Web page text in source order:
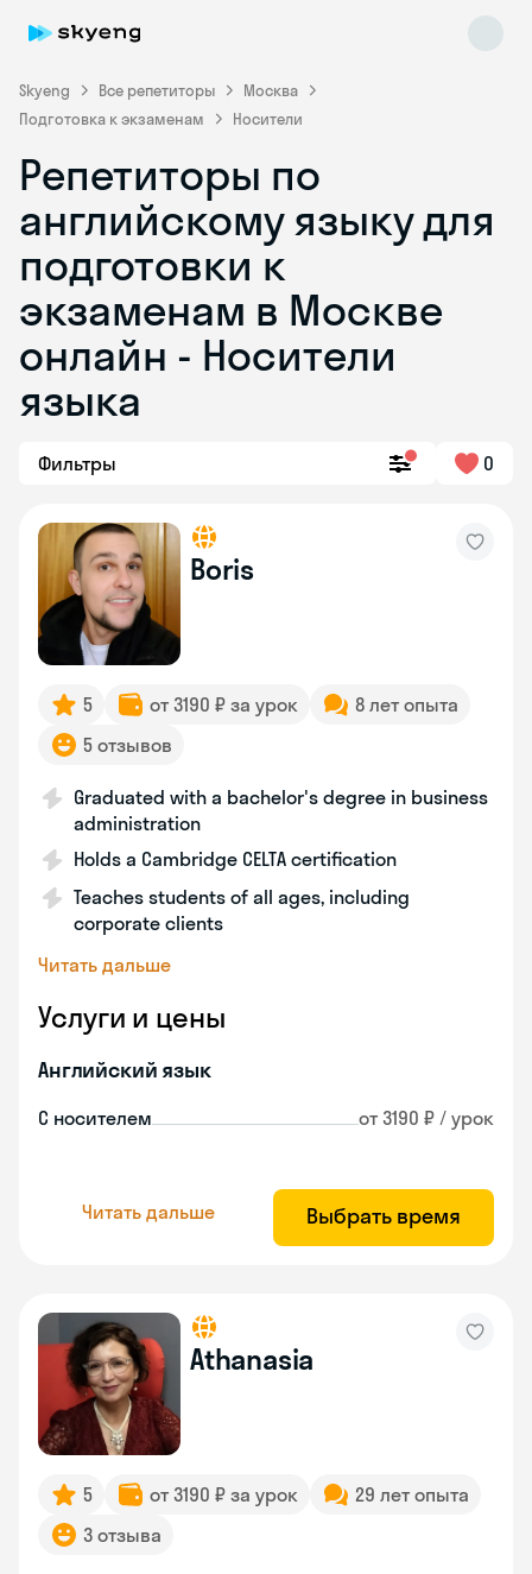
Skyeng Все репетиторы
Москва
Подготовка к экзаменам
Носители
Репетиторы по
английскому языку для
подготовки к
экзаменам в Москве
онлайн - Носители
языка
Фильтры 0
Boris
5 от 3190 ₽ за урок
8 лет опыта
5 отзывов
Graduated with a bachelor's degree in business
administration
Holds a Cambridge CELTA certification
Teaches students of all ages, including
corporate clients
Читать дальше
Услуги и цены
Английский язык
С носителем от 3190 ₽ / урок
Читать дальше Выбрать время
Athanasia
5 от 3190 ₽ за урок
29 лет опыта
3 отзыва
Skyeng Chat